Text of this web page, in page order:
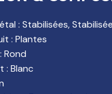
: Stabilisées,
: Plantes
: Rond
: Blanc